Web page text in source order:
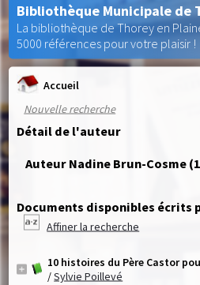
Accueil
Nouvelle recherche
Détail de l'auteur
Auteur Nadine Brun-Cosme
Documents disponibles écrits
Affiner la recherche
10 histoires du Père Castor
/Sylvie Poillevé
Bibliothèque Municipale de
La bibliothèque de Thorey en
5000 références pour votre plaisir !